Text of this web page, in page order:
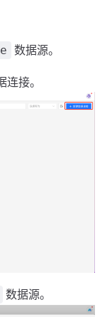
数据源。
接。
数据源。